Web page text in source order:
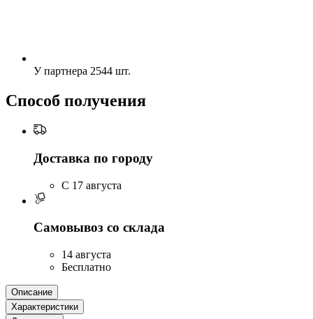
У партнера 2544 шт.
Способ получения
Доставка по городу
C 17 августа
Самовывоз со склада
14 августа
Бесплатно
Описание
Характеристики